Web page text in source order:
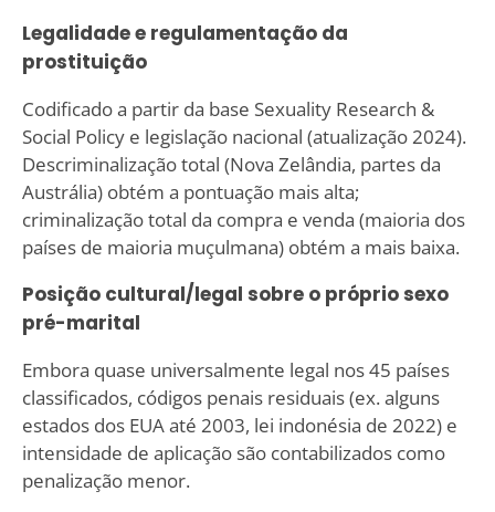
Legalidade e regulamentação da
prostituição
Codificado a partir da base Sexuality Research &
Social Policy e legislação nacional (atualização 2024).
Descriminalização total (Nova Zelândia, partes da
Austrália) obtém a pontuação mais alta;
criminalização total da compra e venda (maioria dos
países de maioria muçulmana) obtém a mais baixa.
Posição cultural/legal sobre o próprio sexo
pré-marital
Embora quase universalmente legal nos 45 países
classificados, códigos penais residuais (ex. alguns
estados dos EUA até 2003, lei indonésia de 2022) e
intensidade de aplicação são contabilizados como
penalização menor.